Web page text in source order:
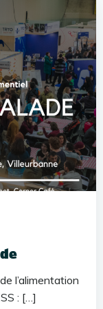
l’alimentation
: […]